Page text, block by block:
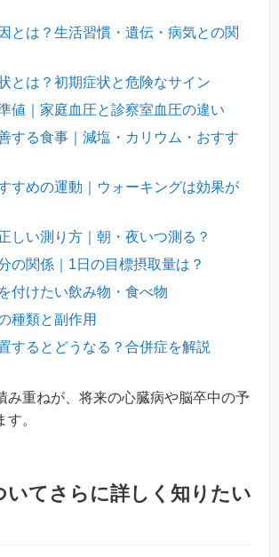
とは？生活習慣・遺伝・病気との関
とは？初期症状と危険なサイン
値｜家庭血圧と診察室血圧の違い
する食事｜減塩・カリウム・おすす
すめの運動｜ウォーキングは効果が
しい測り方｜朝・夜いつ測る？
の関係｜1日の目標摂取量は？
付けたい飲み物・食べ物
種類と副作用
するとどうなる？合併症を解説
み重ねが、将来の心臓病や脳卒中の予
。
いてさらに詳しく知りたい